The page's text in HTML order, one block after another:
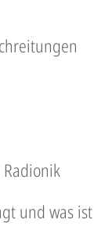
und was ist